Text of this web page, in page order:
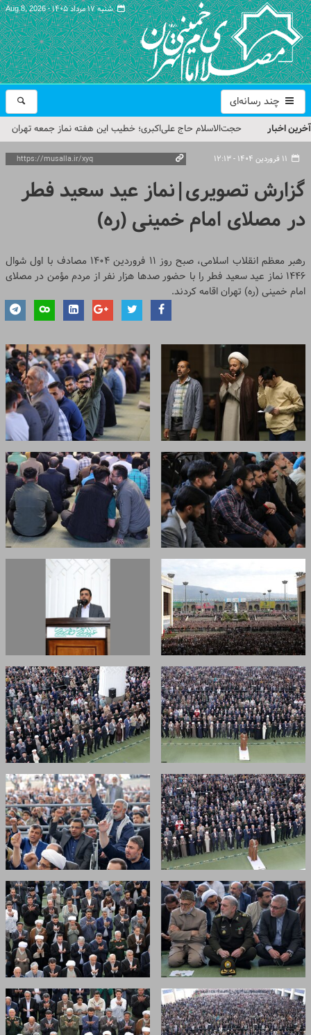
شنبه ۱۷ مرداد ۱۴۰۵ - Aug 8, 2026
چند رسانه‌ای
آخرین اخبار
حجت‌الاسلام حاج علی‌اکبری؛ خطیب این هفته نماز جمعه تهران
مراسم بزرگداشت امام مجاهد شهید در مصلای تهران از سوی رهبر
گزارش تصویری| مراسم نماز بر پیکر امام شهید انقلاب اسلامی ایران
گزارش تصویری| مراسم بزرگداشت آقای شهید ایران
تمهیدات ترافیکی مراسم بزرگداشت رهبر شهید در مصلای تهران
اعلام شد
گزارش تصویری|نماز عید سعید فطر
در مصلای امام خمینی (ره)
رهبر معظم انقلاب اسلامی، ‌صبح روز ۱۱ فروردین ۱۴۰۴ مصادف با اول شوال
۱۴۴۶ نماز عید سعید فطر را با حضور صدها هزار نفر از مردم مؤمن در مصلای
امام خمینی (ره) تهران اقامه کردند.